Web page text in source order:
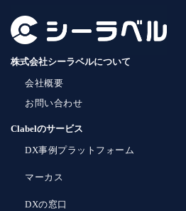
株式会社シーラベルについて
会社概要
お問い合わせ
Clabelのサービス
DX事例プラットフォーム
マーカス
DXの窓口